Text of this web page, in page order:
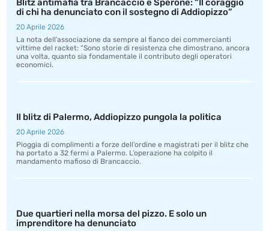
Blitz antimafia tra Brancaccio e Sperone: “Il coraggio
di chi ha denunciato con il sostegno di Addiopizzo”
20 Aprile 2026
La nota dell’associazione da sempre al fianco dei commercianti
vittime del racket: “Sono storie di resistenza che dimostrano, ancora
una volta, quanto sia fondamentale il contributo degli operatori
economici.
Il blitz di Palermo, Addiopizzo pungola la politica
20 Aprile 2026
Pioggia di complimenti a forze dell’ordine e magistrati per il blitz che
ha portato a 32 fermi a Palermo. L’operazione ha colpito il
mandamento mafioso di Brancaccio.
Due quartieri nella morsa del pizzo. E solo un
imprenditore ha denunciato